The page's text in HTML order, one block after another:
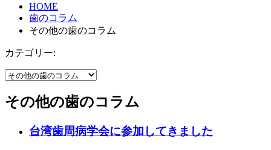
HOME
歯のコラム
その他の歯のコラム
カテゴリー:
その他の歯のコラム
台湾歯周病学会に参加してきました